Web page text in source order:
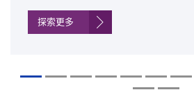
探索更多
探索更多